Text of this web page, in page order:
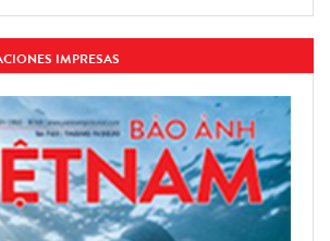
IMPRESAS